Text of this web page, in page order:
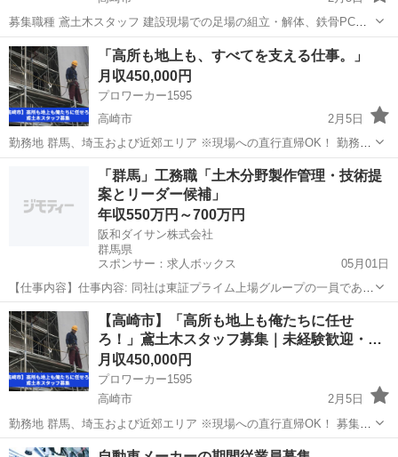
募集職種 鳶土木スタッフ 建設現場での足場の組立・解体、鉄骨PC板
の建方作業、および土木工事を担当していただきます。未経験者は基
礎からしっかり学べ、経験者は即戦力として活躍可能です。 仕事内容
建設現場での足場の...
群馬 高崎市 鳶職 未経験
「高所も地上も、すべてを支える仕事。」
月収450,000円
プロワーカー1595
高崎市
2月5日
勤務地 群馬、埼玉および近郊エリア ※現場への直行直帰OK！ 勤務時
間 8:00〜17:00（実働7時間／休憩120分あり） ※現場により変動する
場合があります。 募集職種 鳶土木スタッフ 建設現場で...
鳶職 未経験
「群馬」工務職「土木分野製作管理・技術提
案とリーダー候補」
年収550万円～700万円
阪和ダイサン株式会社
群馬県
スポンサー：求人ボックス
05月01日
【仕事内容】仕事内容: 同社は東証プライム上場グループの一員であ
り、『全員経営』のベンチャーマインドを持っていることから、個々
が大きな裁量を持ち、会社の仕組みづくりから関われます。また、加
工部門を持った商社として仕入れから加工、販...
正社員
【高崎市】「高所も地上も俺たちに任せ
ろ！」鳶土木スタッフ募集｜未経験歓迎・経
験…
月収450,000円
プロワーカー1595
高崎市
2月5日
勤務地 群馬、埼玉および近郊エリア ※現場への直行直帰OK！ 募集職
種 鳶土木スタッフ 建設現場での足場の組立・解体、鉄骨PC板の建方
群馬 高崎市 鳶職